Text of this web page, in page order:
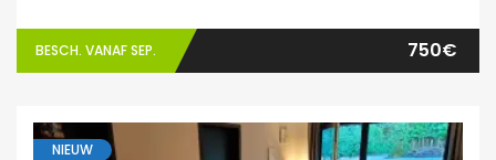
BESCH. VANAF SEP. 750€
NIEUW